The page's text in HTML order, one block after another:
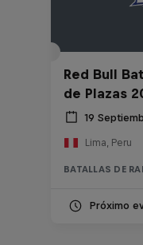
Red Bull
de Plazas
19
Lima, Peru
BATALLAS DE
Próximo